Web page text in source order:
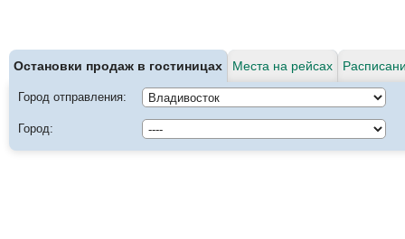
Остановки продаж в гостиницах Места на рейсах
Город отправления:
Город: